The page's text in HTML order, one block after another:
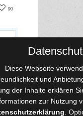
90
Autoren
Diese Webseite
und
der Inhalte erklären
zur Nutzung
.